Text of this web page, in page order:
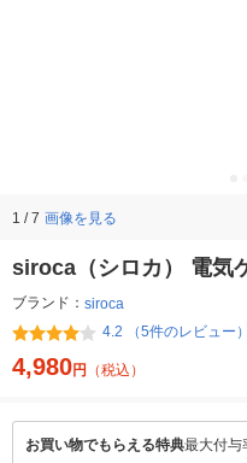
1 / 7 画像を見る
siroca（シロカ） 電気
ブランド： siroca
4.2 （5件のレビュー）
4,980円 （税込）
お買い物でもらえる特典最大付与